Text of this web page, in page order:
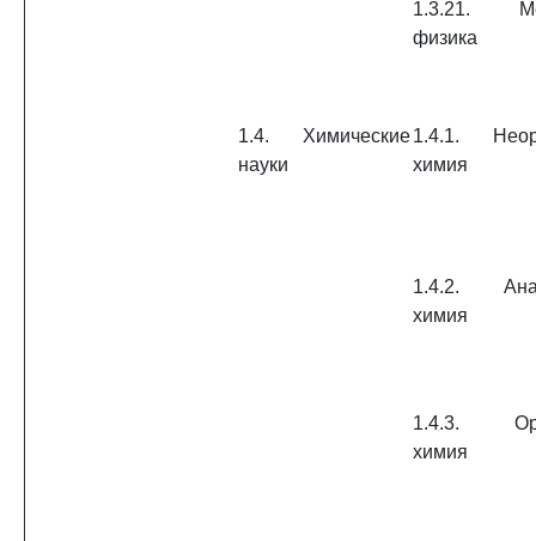
1.3.21.
физика
1.4. Химические
науки
1.4.1.
химия
1.4.2.
химия
1.4.3.
химия